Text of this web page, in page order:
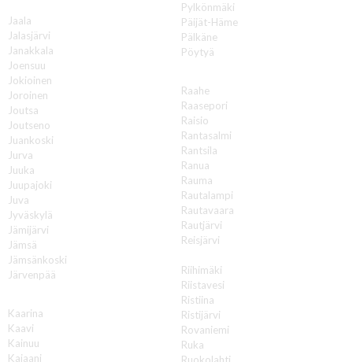
Jaala
Jalasjärvi
Janakkala
Joensuu
Jokioinen
Joroinen
Joutsa
Joutseno
Juankoski
Jurva
Juuka
Juupajoki
Juva
Jyväskylä
Jämijärvi
Jämsä
Jämsänkoski
Järvenpää
Kaarina
Kaavi
Kainuu
Kajaani
Pylkönmäki
Päijät-Häme
Pälkäne
Pöytyä
Raahe
Raasepori
Raisio
Rantasalmi
Rantsila
Ranua
Rauma
Rautalampi
Rautavaara
Rautjärvi
Reisjärvi
Riihimäki
Riistavesi
Ristiina
Ristijärvi
Rovaniemi
Ruka